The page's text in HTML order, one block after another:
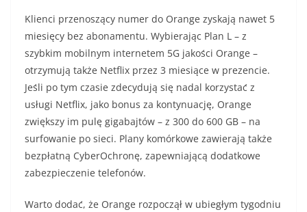
Klienci przenoszący numer do Orange zyskają nawet 5
miesięcy bez abonamentu. Wybierając Plan L – z
szybkim mobilnym internetem 5G jakości Orange –
otrzymują także Netflix przez 3 miesiące w prezencie.
Jeśli po tym czasie zdecydują się nadal korzystać z
usługi Netflix, jako bonus za kontynuację, Orange
zwiększy im pulę gigabajtów – z 300 do 600 GB – na
surfowanie po sieci. Plany komórkowe zawierają także
bezpłatną CyberOchronę, zapewniającą dodatkowe
zabezpieczenie telefonów.
Warto dodać, że Orange rozpoczął w ubiegłym tygodniu